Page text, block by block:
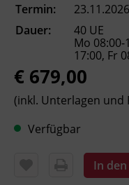
und
Masse und
bestimmen.
Lasttabelle
anwenden.
Trage-
auswählen
anschlagen.
Aufbau
Termin:
Dauer:
40 UE
Mo 08:00-
17:00, Fr
€ 679,00
(inkl. Unterlagen und
Verfügbar
In